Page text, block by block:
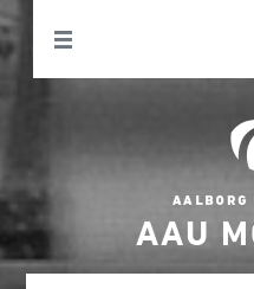
AAU